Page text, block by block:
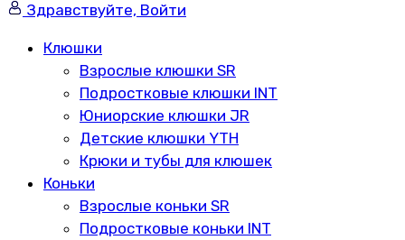
Здравствуйте, Войти
Клюшки
Взрослые клюшки SR
Подростковые клюшки INT
Юниорские клюшки JR
Детские клюшки YTH
Крюки и тубы для клюшек
Коньки
Взрослые коньки SR
Подростковые коньки INT